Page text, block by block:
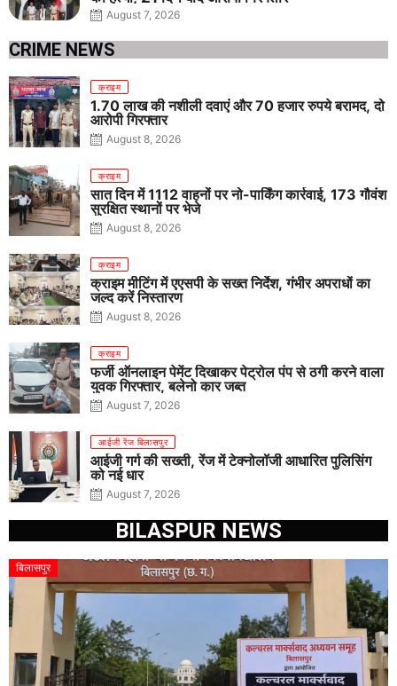
August 7, 2026
CRIME NEWS
क्राइम
1.70 लाख की नशीली दवाएं और 70 हजार रुपये बरामद, दो
आरोपी गिरफ्तार
August 8, 2026
क्राइम
सात दिन में 1112 वाहनों पर नो-पार्किंग कार्रवाई, 173 गौवंश
सुरक्षित स्थानों पर भेजे
August 8, 2026
क्राइम
क्राइम मीटिंग में एएसपी के सख्त निर्देश, गंभीर अपराधों का
जल्द करें निस्तारण
August 8, 2026
क्राइम
फर्जी ऑनलाइन पेमेंट दिखाकर पेट्रोल पंप से ठगी करने वाला
युवक गिरफ्तार, बलेनो कार जब्त
August 7, 2026
आईजी रेंज बिलासपुर
आईजी गर्ग की सख्ती, रेंज में टेक्नोलॉजी आधारित पुलिसिंग
को नई धार
August 7, 2026
BILASPUR NEWS
बिलासपुर